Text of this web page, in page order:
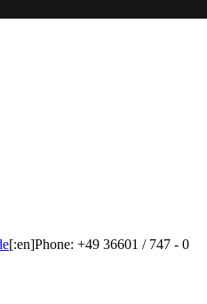
[:en]Phone: +49 36601 / 747 -